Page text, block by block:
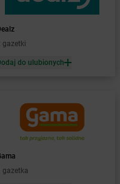
gazetki
do ulubionych
gazetka